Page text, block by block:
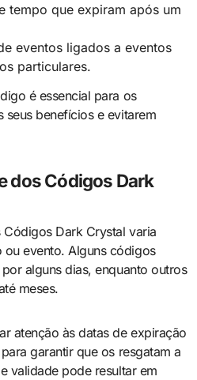
tempo que expiram após um
eventos ligados a eventos
particulares.
é essencial para os
benefícios e evitarem
dos Códigos Dark
Dark Crystal varia
evento. Alguns códigos
alguns dias, enquanto outros
meses.
atenção às datas de expiração
garantir que os resgatam a
validade pode resultar em